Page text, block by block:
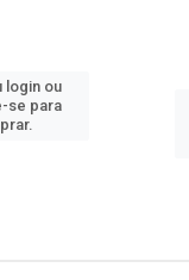
login ou
se para